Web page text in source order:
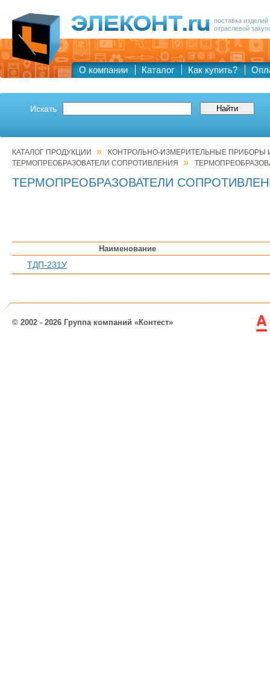
поставка
отраслевой
О компании Каталог Как купить?
Искать
КАТАЛОГ ПРОДУКЦИИ »
КОНТРОЛЬНО-ИЗМЕРИТЕЛЬНЫЕ ПРИБОРЫ
ТЕРМОПРЕОБРАЗОВАТЕЛИ СОПРОТИВЛЕНИЯ
»
ТЕРМОПРЕОБРАЗОВАТЕЛИ
Наименование
ТДП-231У
© 2002 - 2026 Группа компаний «Контест»